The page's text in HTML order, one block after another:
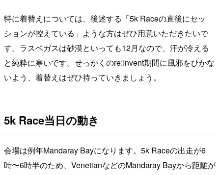
特に着替えについては、後述する「5k Raceの直後にセッ
ションが控えている」ような方はぜひ用意いただきたいで
す。ラスベガスは砂漠といっても12月なので、汗が冷える
と純粋に寒いです。せっかくのre:Invent期間に風邪をひかな
いよう、着替えはぜひ持っていきましょう。
5k Race当日の動き
会場は例年Mandaray Bayになります。5k Raceの出走が6
時〜6時半のため、VenetianなどのMandaray Bayから距離が